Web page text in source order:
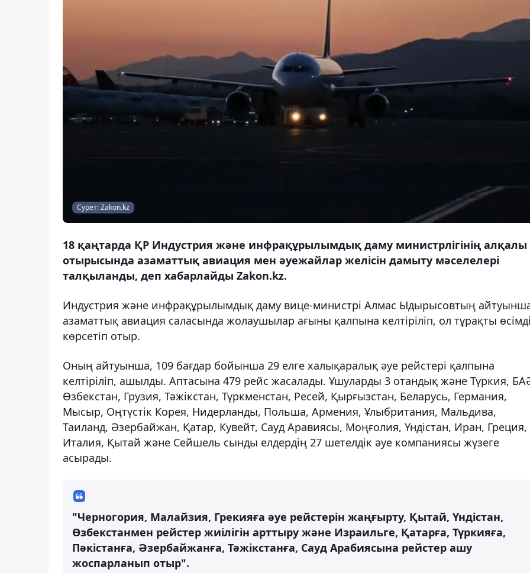
Сурет: Zakon.kz
18 қаңтарда ҚР Индустрия және инфрақұрылымдық даму министрлігінің алқалы
отырысында азаматтық авиация мен әуежайлар желісін дамыту мәселелері
талқыланды, деп хабарлайды Zakon.kz.
Индустрия және инфрақұрылымдық даму вице-министрі Алмас Ыдырысовтың
азаматтық авиация саласында жолаушылар ағыны қалпына келтіріліп, ол тұрақты
көрсетіп отыр.
Оның айтуынша, 109 бағдар бойынша 29 елге халықаралық әуе рейстері қалпына
келтіріліп, ашылды. Аптасына 479 рейс жасалады. Ұшуларды 3 отандық және Түркия,
Өзбекстан, Грузия, Тәжікстан, Түркменстан, Ресей, Қырғызстан, Беларусь, Германия,
Мысыр, Оңтүстік Корея, Нидерланды, Польша, Армения, Ұлыбритания, Мальдива,
Таиланд, Әзербайжан, Қатар, Кувейт, Сауд Аравиясы, Моңғолия, Үндістан, Иран, Греция,
Италия, Қытай және Сейшель сынды елдердің 27 шетелдік әуе компаниясы жүзеге
асырады.
"Черногория, Малайзия, Грекияға әуе рейстерін жаңғырту, Қытай, Үндістан,
Өзбекстанмен рейстер жиілігін арттыру және Израильге, Қатарға, Түркияға,
Пәкістанға, Әзербайжанға, Тәжікстанға, Сауд Арабиясына рейстер ашу
жоспарланып отыр".